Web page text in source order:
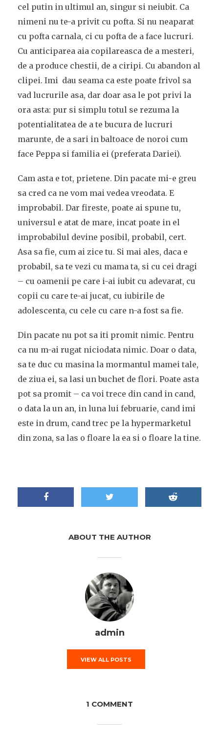
cel putin in ultimul an, singur si neiubit. Ca
nimeni nu te-a privit cu pofta. Si nu neaparat
cu pofta carnala, ci cu pofta de a face lucruri.
Cu anticiparea aia copilareasca de a mesteri,
de a produce chestii, de a ciripi. Cu abandon al
clipei. Imi dau seama ca este poate frivol sa
vad lucrurile asa, dar doar asa le pot privi la
ora asta: pur si simplu totul se rezuma la
potentialitatea de a te bucura de lucruri
marunte, de a sari in baltoace de noroi cum
face Peppa si familia ei (preferata Dariei).
Cam asta e tot, prietene. Din pacate mi-e greu
sa cred ca ne vom mai vedea vreodata. E
improbabil. Dar fireste, poate ai spune tu,
universul e atat de mare, incat poate in el
improbabilul devine posibil, probabil, cert.
Asa sa fie, cum ai zice tu. Si mai ales, daca e
probabil, sa te vezi cu mama ta, si cu cei dragi
– cu oamenii pe care i-ai iubit cu adevarat, cu
copii cu care te-ai jucat, cu iubirile de
adolescenta, cu cele cu care n-a fost sa fie.
Din pacate nu pot sa iti promit nimic. Pentru
ca nu m-ai rugat niciodata nimic. Doar o data,
sa te duc cu masina la mormantul mamei tale,
de ziua ei, sa lasi un buchet de flori. Poate asta
pot sa promit – ca voi trece din cand in cand,
o data la un an, in luna lui februarie, cand imi
este in drum, cand trec pe la hypermarketul
din zona, sa las o floare la ea si o floare la tine.
ABOUT THE AUTHOR
admin
VIEW ALL POSTS
1 COMMENT